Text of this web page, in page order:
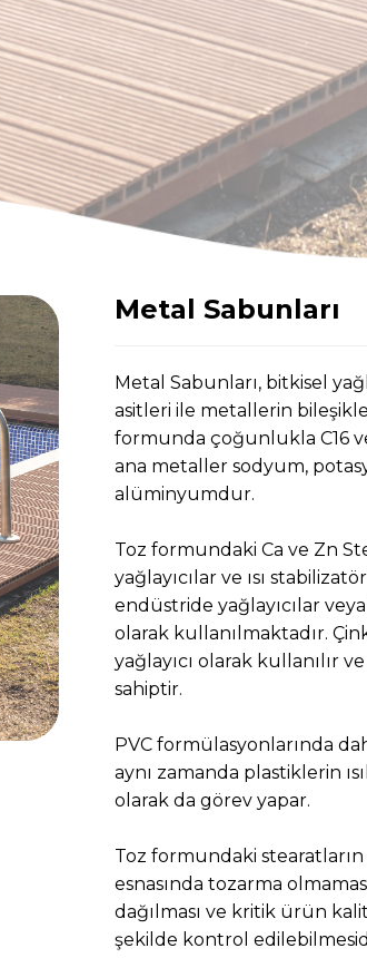
Metal Sabunları
Metal Sabunları, bitkisel
asitleri ile metallerin
formunda çoğunlukla C16
ana metaller sodyum,
alüminyumdur.
Toz formundaki Ca ve Zn
yağlayıcılar ve ısı
endüstride yağlayıcılar
olarak kullanılmaktadır.
yağlayıcı olarak kullanılır
sahiptir.
PVC formülasyonlarında
aynı zamanda plastiklerin
olarak da görev yapar.
Toz formundaki stearatların
esnasında tozarma
dağılması ve kritik ürün
şekilde kontrol